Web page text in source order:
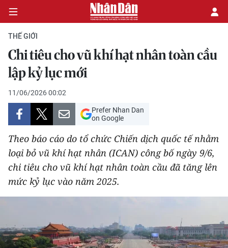
CHÍNH TRỊ
KINH TẾ
VĂN HÓA
XÃ HỘI
PHÁP LUẬT
THỂ THAO
THẾ GIỚI
Chi tiêu cho vũ khí hạt nhân toàn cầu
lập kỷ lục mới
11/06/2026 00:02
Prefer Nhan Dan
on Google
Theo báo cáo do tổ chức Chiến dịch quốc tế nhằm
loại bỏ vũ khí hạt nhân (ICAN) công bố ngày 9/6,
chi tiêu cho vũ khí hạt nhân toàn cầu đã tăng lên
mức kỷ lục vào năm 2025.